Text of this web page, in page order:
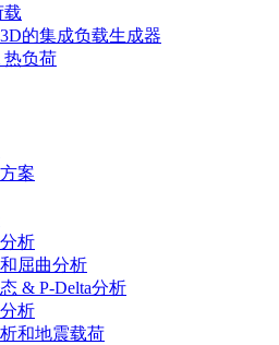
载
的集成负载生成器
热负荷
案
析
屈曲分析
& P-Delta分析
析
和地震载荷